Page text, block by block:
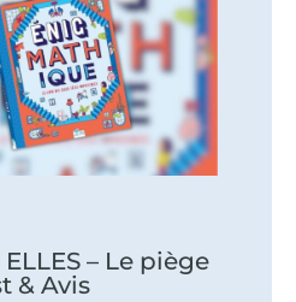
– Le piège
& Avis